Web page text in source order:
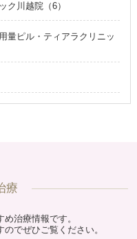
ク川越院（6）
量ピル・ティアラクリニッ
療
治療情報です。
でぜひご覧ください。